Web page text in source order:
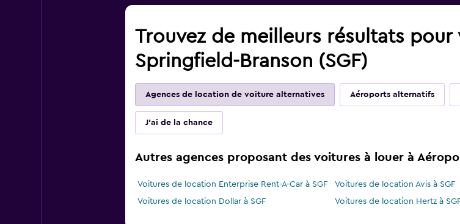
Trouvez de meilleurs résultats
Springfield-Branson (SGF)
Agences de location de voiture alternatives Aéroports alternatifs
J'ai de la chance
Autres agences proposant des voitures à louer à
Voitures de location Enterprise Rent-A-Car à SGF Voitures de location Avis à SGF
Voitures de location Dollar à SGF
Voitures de location Hertz à